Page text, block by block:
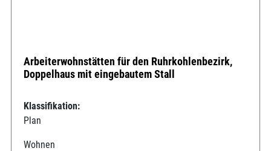
Arbeiterwohnstätten für den Ruhrkohlenbezirk,
Doppelhaus mit eingebautem Stall
Klassifikation:
Plan
Wohnen